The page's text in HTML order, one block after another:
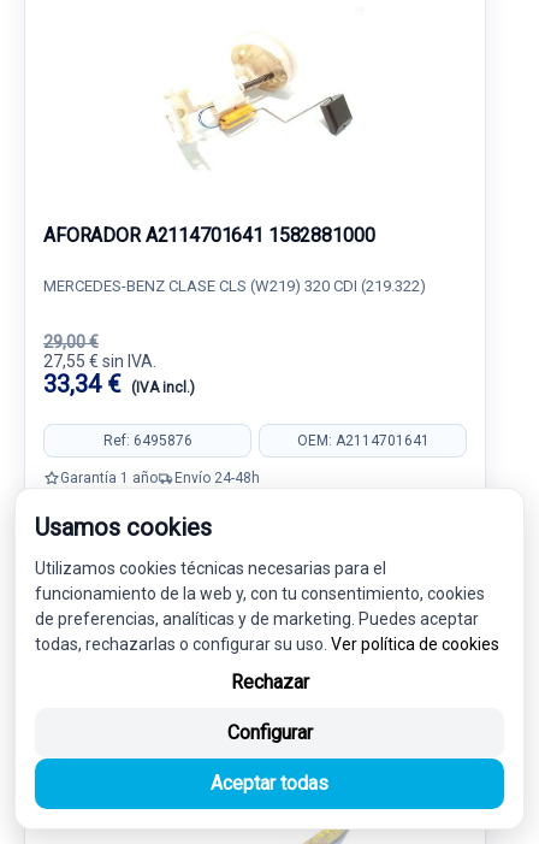
AFORADOR A2114701641 1582881000
MERCEDES-BENZ CLASE CLS (W219) 320 CDI (219.322)
29,00 €
27,55 € sin IVA.
33,34 € (IVA incl.)
Ref: 6495876 OEM: A2114701641
Garantía 1 año Envío 24-48h
SUSPENSION / FRENOS 9
NOVEDAD
Usamos cookies
Utilizamos cookies técnicas necesarias para el
funcionamiento de la web y, con tu consentimiento, cookies
de preferencias, analíticas y de marketing. Puedes aceptar
todas, rechazarlas o configurar su uso. Ver política de cookies
Rechazar
Configurar
Aceptar todas